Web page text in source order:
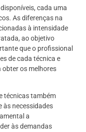
cada uma
As diferenças na
à intensidade
ao objetivo
que o profissional
de cada técnica e
os melhores
técnicas também
às necessidades
a
às demandas